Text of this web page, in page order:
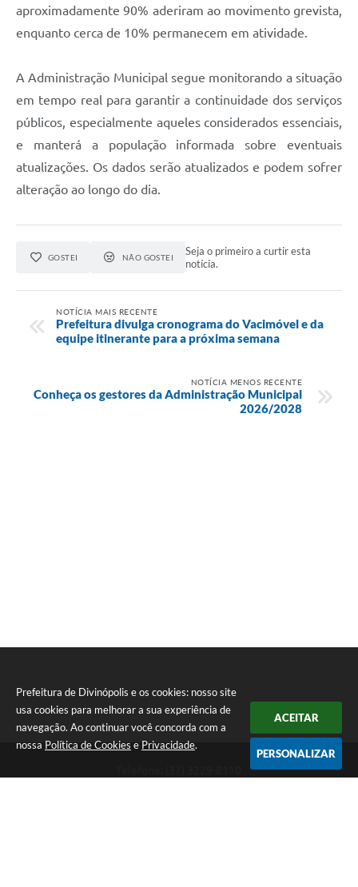
Prefeitura de Divinópolis e os cookies: nosso site
usa cookies para melhorar a sua experiência de
navegação. Ao continuar você concorda com a
nossa Política de Cookies e Privacidade.
ACEITAR
PERSONALIZAR
aproximadamente 90% aderiram ao movimento grevista,
enquanto cerca de 10% permanecem em atividade.
A Administração Municipal segue monitorando a situação
em tempo real para garantir a continuidade dos serviços
públicos, especialmente aqueles considerados essenciais,
e manterá a população informada sobre eventuais
atualizações. Os dados serão atualizados e podem sofrer
alteração ao longo do dia.
GOSTEI NÃO GOSTEI
Seja o primeiro a curtir esta
notícia.
NOTÍCIA MAIS RECENTE
Prefeitura divulga cronograma do Vacimóvel e da
equipe itinerante para a próxima semana
NOTÍCIA MENOS RECENTE
Conheça os gestores da Administração Municipal
2026/2028